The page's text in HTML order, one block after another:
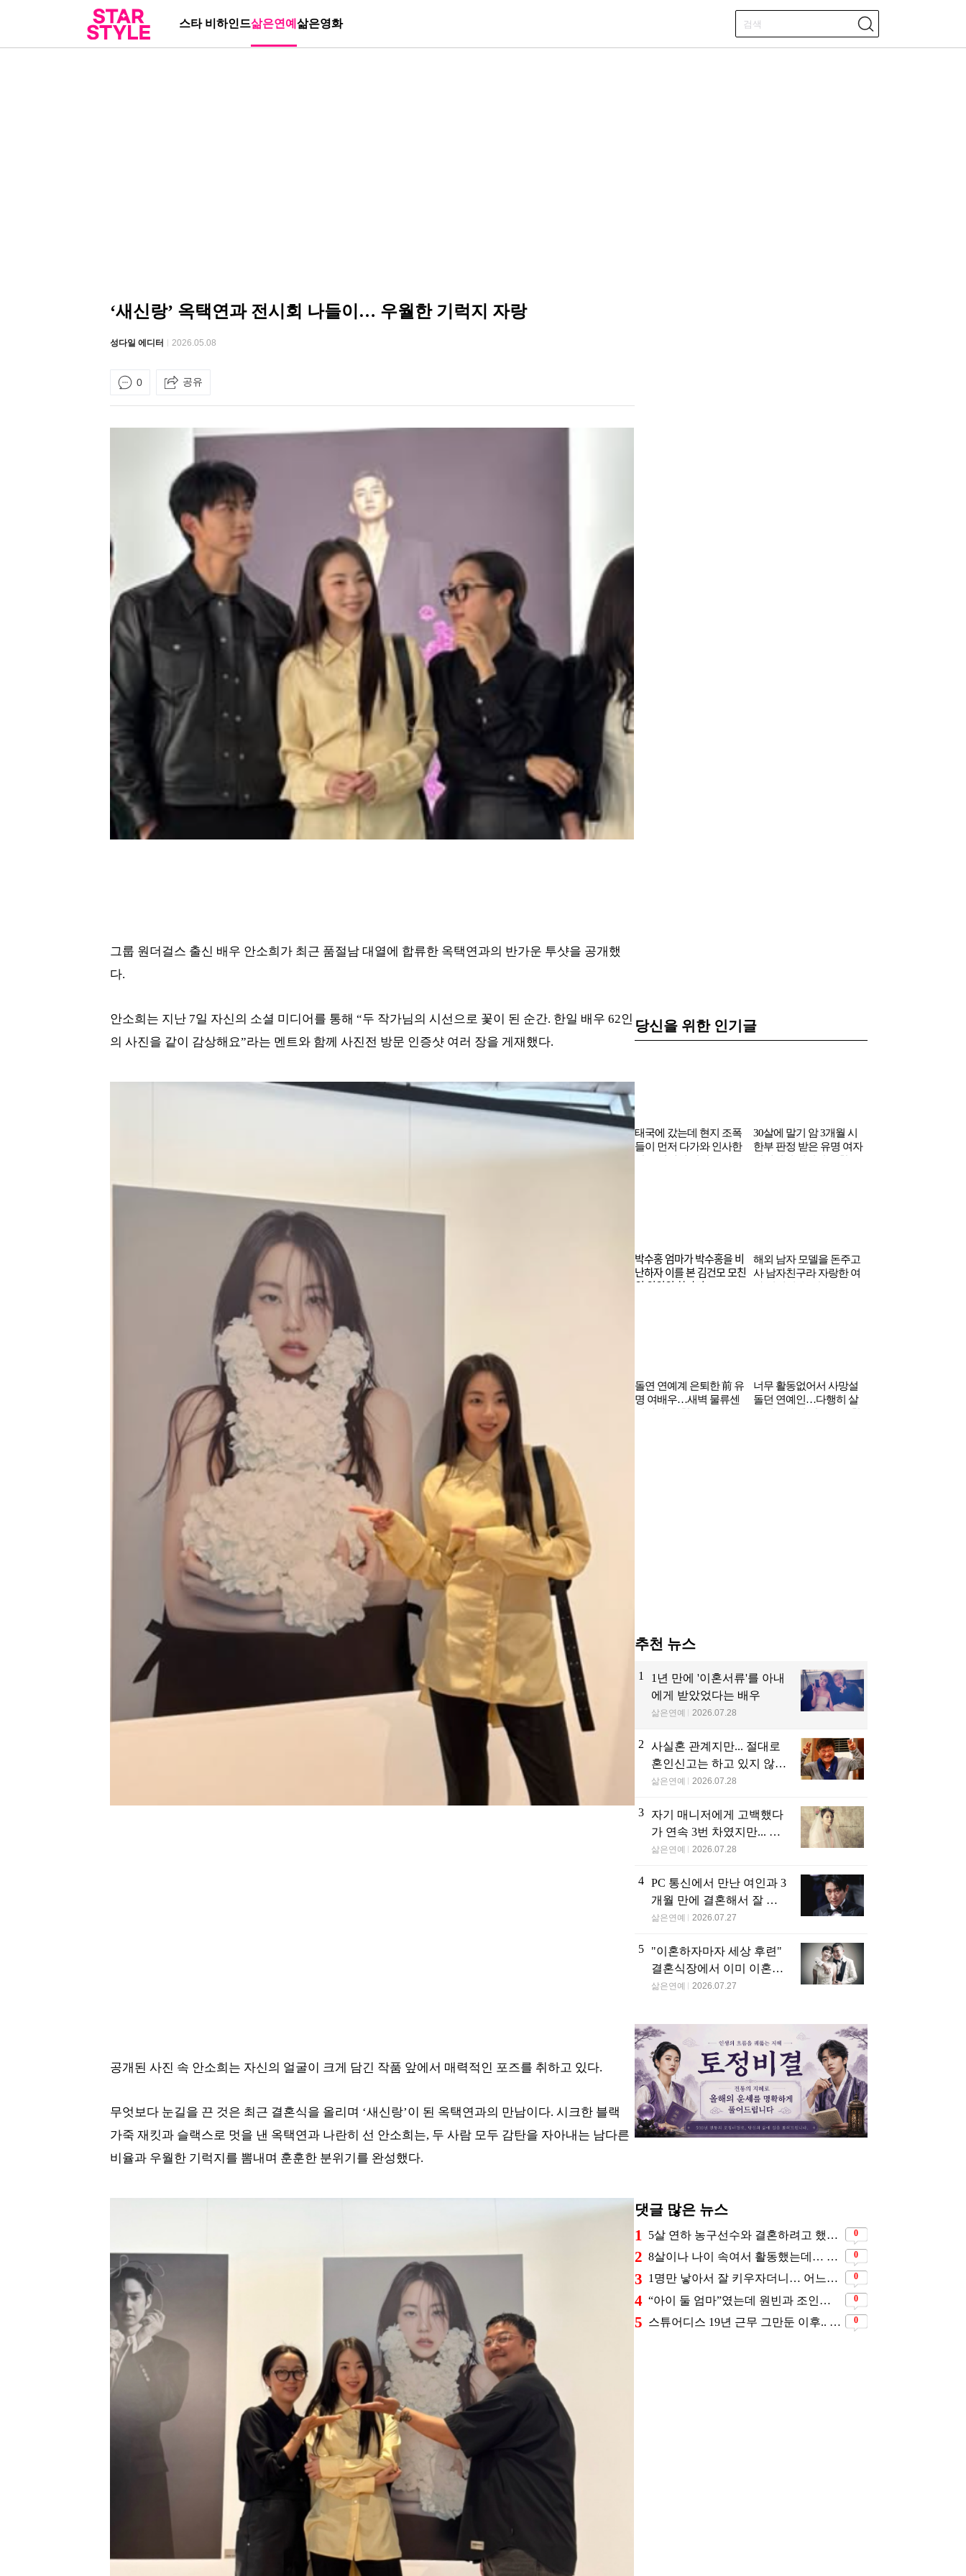
스타 비하인드삶은연예 삶은영화
‘새신랑’ 옥택연과 전시회 나들이… 우월한 기럭지 자랑
성다일 에디터 2026.05.08
0 공유
그룹 원더걸스 출신 배우 안소희가 최근 품절남 대열에 합류한 옥택연과의 반가운 투샷을 공개했
다.
안소희는 지난 7일 자신의 소셜 미디어를 통해 “두 작가님의 시선으로 꽃이 된 순간. 한일 배우 62인
의 사진을 같이 감상해요”라는 멘트와 함께 사진전 방문 인증샷 여러 장을 게재했다.
공개된 사진 속 안소희는 자신의 얼굴이 크게 담긴 작품 앞에서 매력적인 포즈를 취하고 있다.
무엇보다 눈길을 끈 것은 최근 결혼식을 올리며 ‘새신랑’이 된 옥택연과의 만남이다. 시크한 블랙
가죽 재킷과 슬랙스로 멋을 낸 옥택연과 나란히 선 안소희는, 두 사람 모두 감탄을 자아내는 남다른
비율과 우월한 기럭지를 뽐내며 훈훈한 분위기를 완성했다.
당신을 위한 인기글
태국에 갔는데 현지 조폭
들이 먼저 다가와 인사한
30살에 말기 암 3개월 시
한부 판정 받은 유명 여자
박수홍 엄마가 박수홍을 비
난하자 이를 본 김건모 모친
해외 남자 모델을 돈주고
사 남자친구라 자랑한 여
돌연 연예계 은퇴한 前 유
명 여배우…새벽 물류센
너무 활동없어서 사망설
돌던 연예인…다행히 살
추천 뉴스
1
1년 만에 '이혼서류'를 아내
에게 받았었다는 배우
삶은연예 2026.07.28
2
사실혼 관계지만... 절대로
혼인신고는 하고 있지 않다
는 배우
삶은연예 2026.07.28
3
자기 매니저에게 고백했다
가 연속 3번 차였지만... 결
국 결혼에 성공한 배우
삶은연예 2026.07.28
4
PC 통신에서 만난 여인과 3
개월 만에 결혼해서 잘 살
고 있는 배우
삶은연예 2026.07.27
5
"이혼하자마자 세상 후련"
결혼식장에서 이미 이혼을
직감했었다는 배우
삶은연예 2026.07.27
댓글 많은 뉴스
1 5살 연하 농구선수와 결혼하려고 했는데… 시어머니의 결혼반대에 부딛혔던 아이돌 0
2 8살이나 나이 속여서 활동했는데… 너무 동안이라서 아무도 의심 안 했다는 배우 0
3 1명만 낳아서 잘 키우자더니… 어느새 3자녀 부모 된 스타커플 ❤️ 0
4 “아이 둘 엄마”였는데 원빈과 조인성의 첫 사랑이었던 배우 0
5 스튜어디스 19년 근무 그만둔 이후.. 시댁 눈치 보고 있다는 연예인의 아내 0